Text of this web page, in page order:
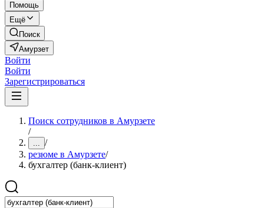
Помощь
Ещё
Поиск
Амурзет
Войти
Войти
Зарегистрироваться
Поиск сотрудников в Амурзете
/
... /
резюме в Амурзете/
бухгалтер (банк-клиент)